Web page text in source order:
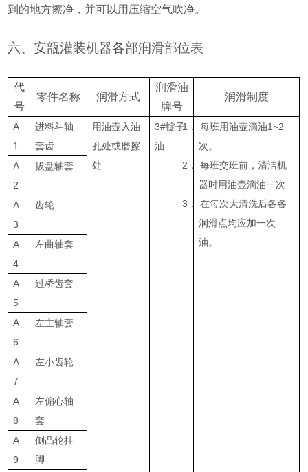
到的地方擦净，并可以用压缩空气吹净。
六、安瓿灌装机器各部润滑部位表
代
号
零件名称 润滑方式
润滑油
牌号
润滑制度
A
1
进料斗轴
套齿
用油壶入油
孔处或磨擦
处
3#锭子
油
1．每班用油壶滴油1~2
次。
2．每班交班前，清洁机
器时用油壶滴油一次
3．在每次大清洗后各各
润滑点均应加一次
油。
A
2
拔盘轴套
A
3
齿轮
A
4
左曲轴套
A
5
过桥齿套
A
6
左主轴套
A
7
左小齿轮
A
8
左偏心轴
套
A
9
侧凸轮挂
脚